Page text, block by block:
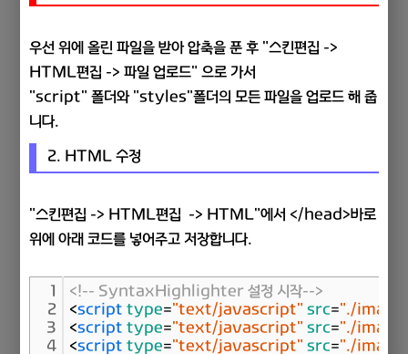
우선 위에 올린 파일을 받아 압축을 푼 후 "스킨편집 ->
HTML편집 -> 파일 업로드" 으로 가서
"script" 폴더와 "styles"폴더의 모든 파일을 업로드 해 줍
니다.
2. HTML 수정
"스킨편집 -> HTML편집 -> HTML"에서 </head>바로
위에 아래 코드를 넣어주고 저장합니다.
1
2
3
4
<!-- SyntaxHighlighter 설정 시작-->
<script type="text/javascript" src="./
<script type="text/javascript" src="./
<script type="text/javascript" src="./